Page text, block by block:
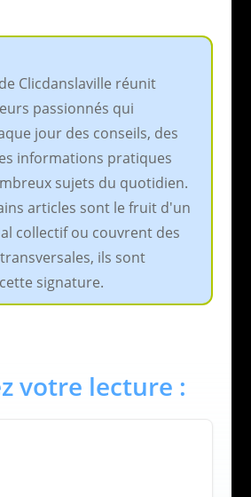
Clicdanslaville réunit
passionnés qui
jour des conseils, des
informations pratiques
sujets du quotidien.
articles sont le fruit d'un
collectif ou couvrent des
ils sont
signature.
votre lecture :